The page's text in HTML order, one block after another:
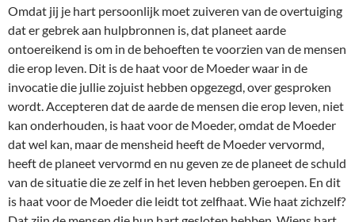
Omdat jij je hart persoonlijk moet zuiveren van de overtuiging
dat er gebrek aan hulpbronnen is, dat planeet aarde
ontoereikend is om in de behoeften te voorzien van de mensen
die erop leven. Dit is de haat voor de Moeder waar in de
invocatie die jullie zojuist hebben opgezegd, over gesproken
wordt. Accepteren dat de aarde de mensen die erop leven, niet
kan onderhouden, is haat voor de Moeder, omdat de Moeder
dat wel kan, maar de mensheid heeft de Moeder vervormd,
heeft de planeet vervormd en nu geven ze de planeet de schuld
van de situatie die ze zelf in het leven hebben geroepen. En dit
is haat voor de Moeder die leidt tot zelfhaat. Wie haat zichzelf?